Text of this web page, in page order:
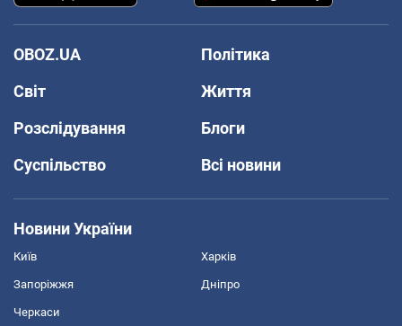
OBOZ.UA
Політика
Світ
Життя
Розслідування
Блоги
Суспільство
Всі новини
Новини України
Київ Харків
Запоріжжя Дніпро
Черкаси